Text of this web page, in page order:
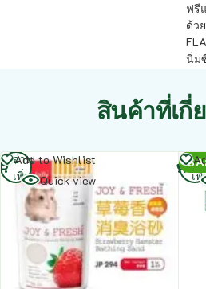
ฟรี
ด้ว
นิ่ม
สินค้าที่เกี่
Add to Wishlist
Quick view
อ่าน
เพิ่ม
อ่
เ